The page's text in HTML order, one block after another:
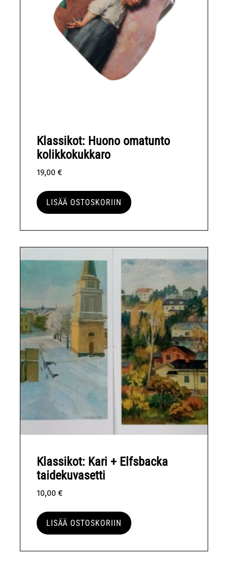
Klassikot: Huono omatunto
kolikkokukkaro
19,00 €
LISÄÄ OSTOSKORIIN
Klassikot: Kari + Elfsbacka
taidekuvasetti
10,00 €
LISÄÄ OSTOSKORIIN